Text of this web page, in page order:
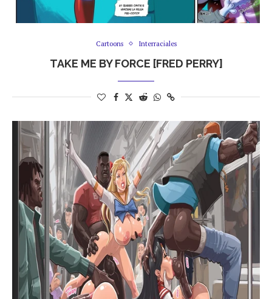
Cartoons Interraciales
TAKE ME BY FORCE [FRED PERRY]